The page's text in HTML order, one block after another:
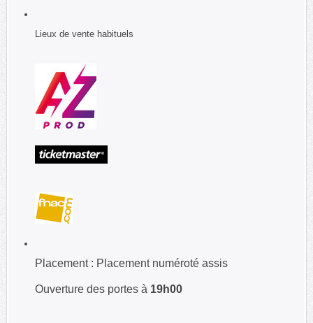
Lieux de vente habituels
Placement : Placement numéroté assis
Ouverture des portes à 19h00